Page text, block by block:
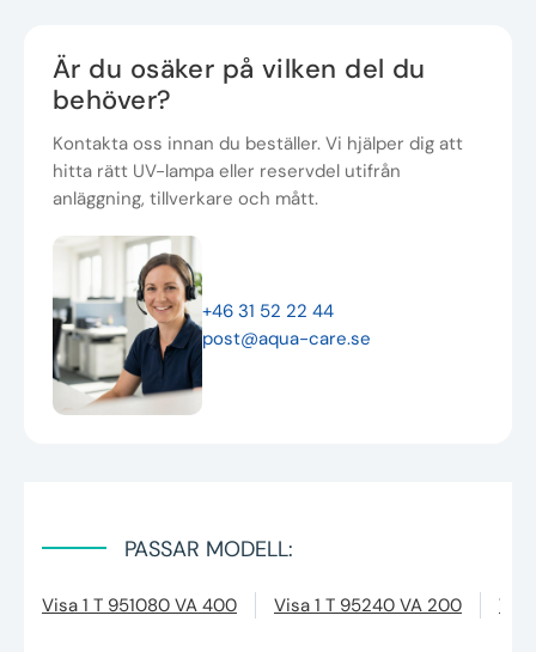
Är du osäker på vilken del du
behöver?
Kontakta oss innan du beställer. Vi hjälper dig att
hitta rätt UV-lampa eller reservdel utifrån
anläggning, tillverkare och mått.
+46 31 52 22 44
post@aqua-care.se
PASSAR MODELL:
Visa 1 T 951080 VA 400 Visa 1 T 95240 VA 200